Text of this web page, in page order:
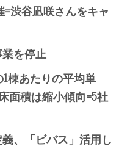
渋谷凪咲さんをキャ
を停止
棟あたりの平均単
面積は縮小傾向=5社
、「ビバス」活用し